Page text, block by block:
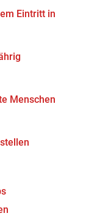
Eintritt in
Menschen